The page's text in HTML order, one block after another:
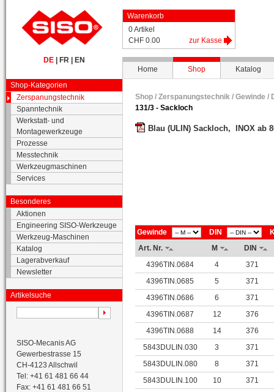
DE FR EN
Warenkorb
0 Artikel
CHF 0.00
zur Kasse
Home Shop
Katalog
Shop-Kategorien
Zerspanungstechnik
Spanntechnik
Werkstatt- und
Montagewerkzeuge
Prozesse
Messtechnik
Werkzeugmaschinen
Services
Besonderes
Aktionen
Engineering SISO-Werkzeuge
Werkzeug-Maschinen
Katalog
Lagerabverkauf
Newsletter
Artikelsuche
SISO-Mecanis AG
Gewerbestrasse 15
CH-4123 Allschwil
Tel: +41 61 481 66 44
Fax: +41 61 481 66 51
Shop / Zerspanungstechnik / Gewinde /
131/3 - Sackloch
Blau (ULIN) Sackloch, INOX ab
Gewinde DIN
Art. Nr.
M
DIN
4396TIN.0684
4
371
4396TIN.0685
5
371
4396TIN.0686
6
371
4396TIN.0687
12
376
4396TIN.0688
14
376
5843DULIN.030
3
371
5843DULIN.080
8
371
5843DULIN.100
10
371